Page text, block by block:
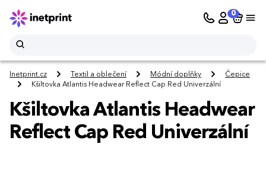
0
Inetprint.cz Textil a oblečení Módní doplňky
Čepice
Kšiltovka Atlantis Headwear Reflect Cap Red Univerzální
Kšiltovka Atlantis Headwear
Reflect Cap Red Univerzální